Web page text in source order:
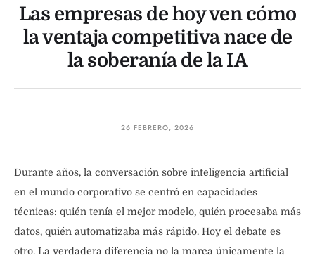
Las empresas de hoy ven cómo
la ventaja competitiva nace de
la soberanía de la IA
26 FEBRERO, 2026
Durante años, la conversación sobre inteligencia artificial
en el mundo corporativo se centró en capacidades
técnicas: quién tenía el mejor modelo, quién procesaba más
datos, quién automatizaba más rápido. Hoy el debate es
otro. La verdadera diferencia no la marca únicamente la